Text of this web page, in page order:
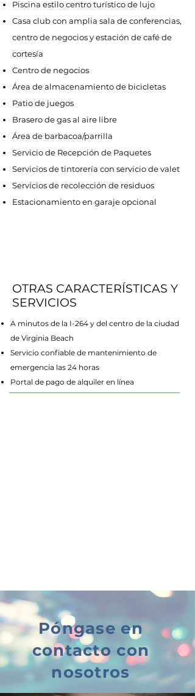
Piscina estilo centro turístico de lujo
Casa club con amplia sala de conferencias,
centro de negocios y estación de café de
cortesía
Centro de negocios
Área de almacenamiento de bicicletas
Patio de juegos
Brasero de gas al aire libre
Área de barbacoa/parrilla
Servicio de Recepción de Paquetes
Servicios de tintorería con servicio de valet
Servicios de recolección de residuos
Estacionamiento en garaje opcional
OTRAS CARACTERÍSTICAS Y
SERVICIOS
A minutos de la I-264 y del centro de la ciudad
de Virginia Beach
Servicio confiable de mantenimiento de
emergencia las 24 horas
Portal de pago de alquiler en línea
Póngase en
contacto con
nosotros